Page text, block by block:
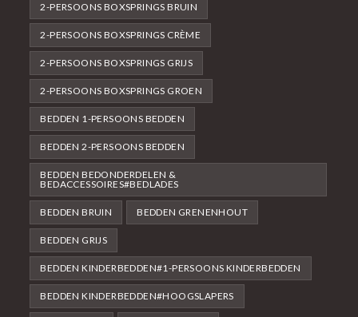
2-PERSOONS BOXSPRINGS BRUIN
2-PERSOONS BOXSPRINGS CRÈME
2-PERSOONS BOXSPRINGS GRIJS
2-PERSOONS BOXSPRINGS GROEN
BEDDEN 1-PERSOONS BEDDEN
BEDDEN 2-PERSOONS BEDDEN
BEDDEN BEDONDERDELEN &
BEDACCESSOIRES#BEDLADES
BEDDEN BRUIN BEDDEN GRENENHOUT
BEDDEN GRIJS
BEDDEN KINDERBEDDEN#1-PERSOONS KINDERBEDDEN
BEDDEN KINDERBEDDEN#HOOGSLAPERS